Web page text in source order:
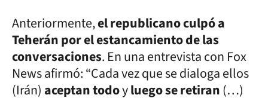
Anteriormente,el republicano culpó a
Teherán por el estancamiento de las
conversaciones. En una entrevista con Fox
News afirmó: “Cada vez que se dialoga ellos
(Irán) aceptan todoyluego se retiran(…)